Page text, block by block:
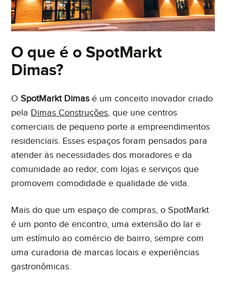
O que é o SpotMarkt
Dimas?
OSpotMarkt Dimasé um conceito inovador criado
pela Dimas Construções, que une centros
comerciais de pequeno porte a empreendimentos
residenciais. Esses espaços foram pensados para
atender às necessidades dos moradores e da
comunidade ao redor, com lojas e serviços que
promovem comodidade e qualidade de vida.
Mais do que um espaço de compras, o SpotMarkt
é um ponto de encontro, uma extensão do lar e
um estímulo ao comércio de bairro, sempre com
uma curadoria de marcas locais e experiências
gastronômicas.